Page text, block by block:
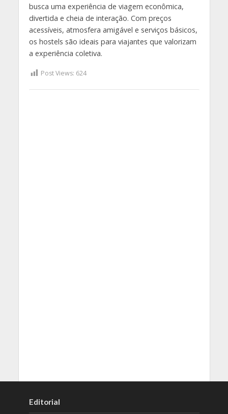
busca uma experiência de viagem econômica,
divertida e cheia de interação. Com preços
acessíveis, atmosfera amigável e serviços básicos,
os hostels são ideais para viajantes que valorizam
a experiência coletiva.
Post Views: 624
Editorial